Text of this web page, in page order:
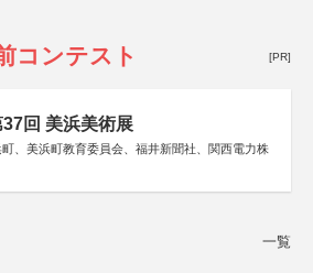
コンテスト [PR]
回 美浜美術展
、美浜町教育委員会、福井新聞社、関西電力株
一覧